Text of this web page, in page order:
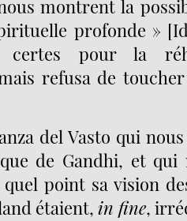
montrent la
profonde »
certes pour la
refusa de
del Vasto qui
de Gandhi, et
point sa vision
étaient,in fine,